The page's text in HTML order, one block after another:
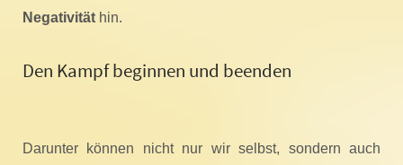
Negativität hin.
Den Kampf beginnen und beenden
Darunter können nicht nur wir selbst, sondern auch